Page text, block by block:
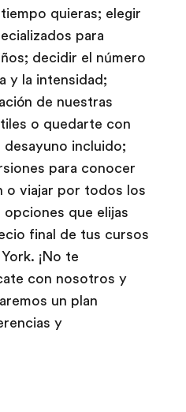
quieras; elegir
para
decidir el número
y la intensidad;
de nuestras
o quedarte con
desayuno incluido;
para conocer
o viajar por todos los
opciones que elijas
final de tus cursos
¡No te
con nosotros y
un plan
y